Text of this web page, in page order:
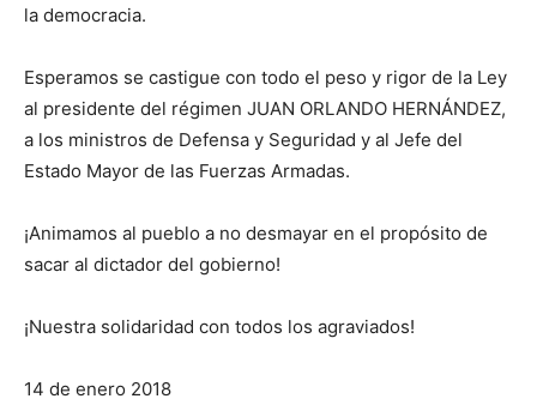
la democracia.
Esperamos se castigue con todo el peso y rigor de la Ley
al presidente del régimen JUAN ORLANDO HERNÁNDEZ,
a los ministros de Defensa y Seguridad y al Jefe del
Estado Mayor de las Fuerzas Armadas.
¡Animamos al pueblo a no desmayar en el propósito de
sacar al dictador del gobierno!
¡Nuestra solidaridad con todos los agraviados!
14 de enero 2018